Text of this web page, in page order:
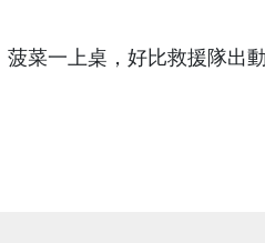
菜一上桌，好比救援隊出